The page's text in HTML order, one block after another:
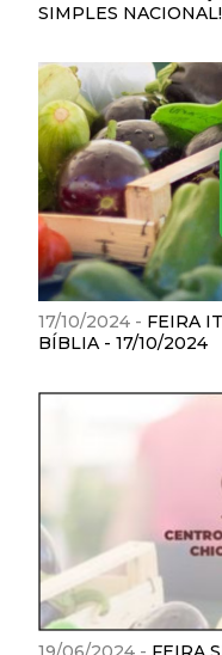
SIMPLES
17/10/2024 - FEIRA
BÍBLIA - 17/10/2024